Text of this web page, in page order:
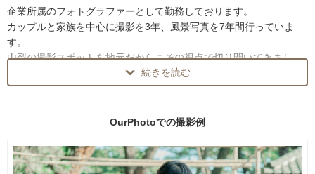
カップルやお子さんとのお宮参り・七五三など家族写真はお任せく
ださい！
☆自然あふれる山梨ならではの撮影スポットは知り尽くしていま
す！
よく遊ぶところだったり、普段の何気ない日常を鮮やかに彩るお手
伝いができればと思います。
企業所属のフォトグラファーとして勤務しております。
カップルと家族を中心に撮影を3年、風景写真を7年間行っていま
す。
山梨の撮影スポットを地元だからこその視点で切り開いてきまし
・SONY α7Ⅳ
続きを読む
OurPhotoでの撮影例